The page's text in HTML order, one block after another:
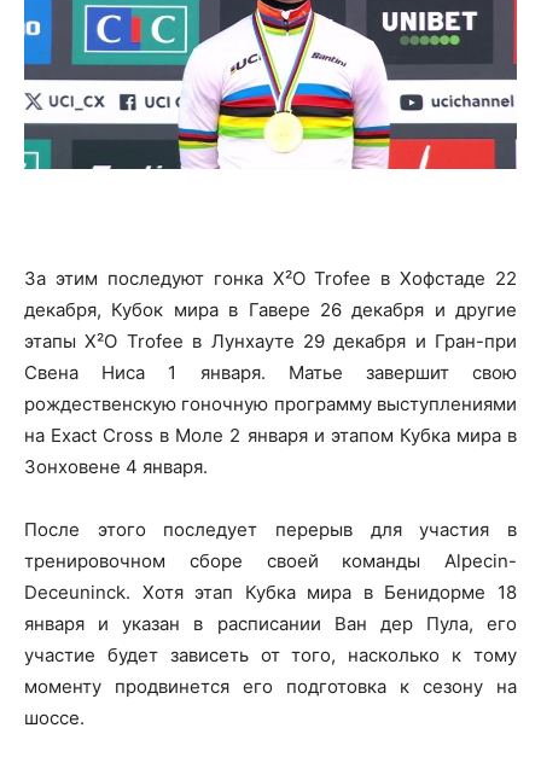
За этим последуют гонка X²O Trofee в Хофстаде 22
декабря, Кубок мира в Гавере 26 декабря и другие
этапы X²O Trofee в Лунхауте 29 декабря и Гран-при
Свена Ниса 1 января. Матье завершит свою
рождественскую гоночную программу выступлениями
на Exact Cross в Моле 2 января и этапом Кубка мира в
Зонховене 4 января.
После этого последует перерыв для участия в
тренировочном сборе своей команды Alpecin-
Deceuninck. Хотя этап Кубка мира в Бенидорме 18
января и указан в расписании Ван дер Пула, его
участие будет зависеть от того, насколько к тому
моменту продвинется его подготовка к сезону на
шоссе.